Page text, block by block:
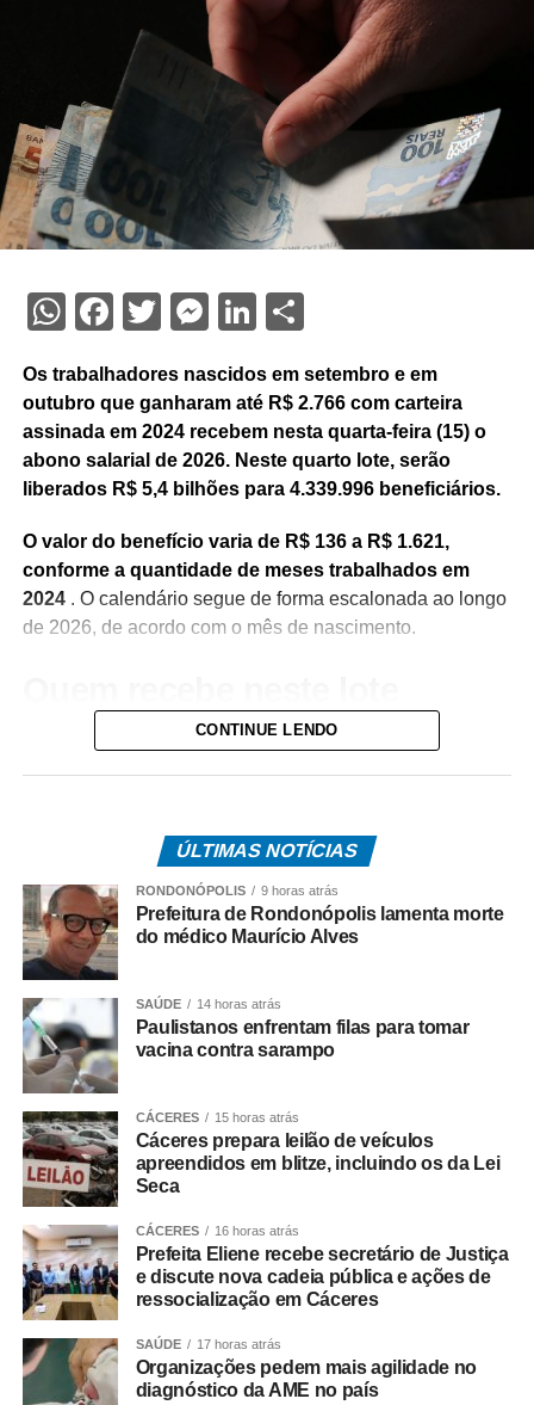
WhatsApp
Facebook
Twitter
Messenger
LinkedIn
Share
Os trabalhadores nascidos em setembro e em
outubro que ganharam até R$ 2.766 com carteira
assinada em 2024 recebem nesta quarta-feira (15) o
abono salarial de 2026. Neste quarto lote, serão
liberados R$ 5,4 bilhões para 4.339.996 beneficiários.
O valor do benefício varia de R$ 136 a R$ 1.621,
conforme a quantidade de meses trabalhados em
2024. O calendário segue de forma escalonada ao longo
de 2026, de acordo com o mês de nascimento.
Do total de contemplados em maio:
pagamento feito pela Caixa Econômica Federal,
somando R$ 4,8 bilhões;
• 499.509 são servidores públicos, inscritos no Programa
de Formação do Patrimônio do Servidor Público (Pasep),
600 milhões.
Quem tem direito ao Abono
Salarial
Tem direito ao benefício o trabalhador que:
• Está inscrito no Pis/Pasep há pelo menos cinco anos;
• Trabalhou com carteira assinada por no mínimo 30 dias
em 2024;
• Recebeu remuneração média mensal de até R$ 2.766
no ano-base;
CONTINUE LENDO
ÚLTIMAS NOTÍCIAS
RONDONÓPOLIS 9 horas atrás
Prefeitura de Rondonópolis lamenta morte
do médico Maurício Alves
SAÚDE 14 horas atrás
Paulistanos enfrentam filas para tomar
vacina contra sarampo
CÁCERES 15 horas atrás
Cáceres prepara leilão de veículos
apreendidos em blitze, incluindo os da Lei
Seca
CÁCERES 16 horas atrás
Prefeita Eliene recebe secretário de Justiça
e discute nova cadeia pública e ações de
ressocialização em Cáceres
SAÚDE 17 horas atrás
Organizações pedem mais agilidade no
diagnóstico da AME no país